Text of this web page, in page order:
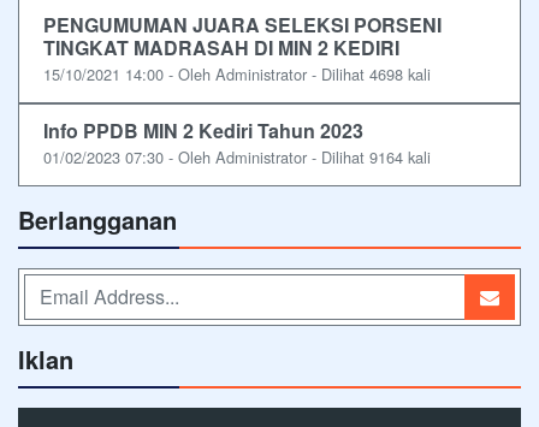
PENGUMUMAN JUARA SELEKSI PORSENI
TINGKAT MADRASAH DI MIN 2 KEDIRI
15/10/2021 14:00 - Oleh Administrator - Dilihat 4698 kali
Info PPDB MIN 2 Kediri Tahun 2023
01/02/2023 07:30 - Oleh Administrator - Dilihat 9164 kali
Berlangganan
Iklan